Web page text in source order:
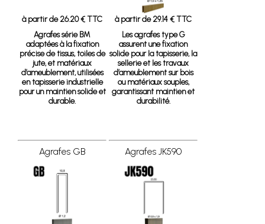
à partir de 26.20 € TTC
Agrafes série BM
adaptées à la fixation
précise de tissus, toiles de
jute, et matériaux
d’ameublement, utilisées
en tapisserie industrielle
pour un maintien solide et
durable.
à partir de 29.14 € TTC
Les agrafes type G
assurent une fixation
solide pour la tapisserie, la
sellerie et les travaux
d’ameublement sur bois
ou matériaux souples,
garantissant maintien et
durabilité.
Agrafes GB Agrafes JK590